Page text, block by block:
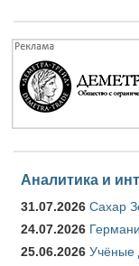
Аналитика и
31.07.2026 Сахар
24.07.2026
25.06.2026 Учёные